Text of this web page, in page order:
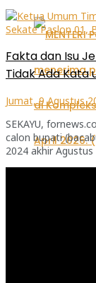
Fakta dan Isu
Tidak Ada Kata
Jumat, 9 Agustus
SEKAYU,
calon bupati
2024 akhir Agustus